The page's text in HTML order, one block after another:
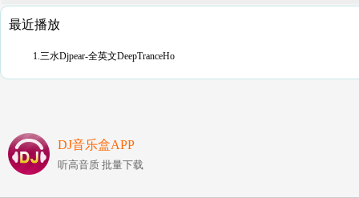
最近播放
1.三水Djpear-全英文DeepTranceHo
DJ音乐盒APP
听高音质 批量下载